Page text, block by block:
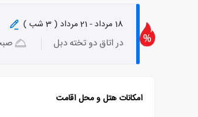
18 مرداد - 21 مرداد ( 3 شب )
در اتاق دو تخته دبل
امکانات هتل و محل اقامت